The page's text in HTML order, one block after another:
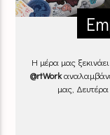
Η μέρα μας
@rtWork
μας,